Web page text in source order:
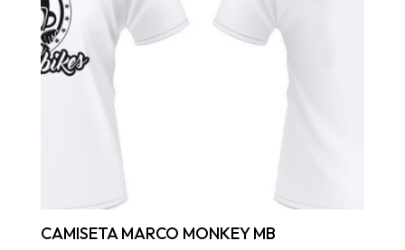
CAMISETA MARCO MONKEY MB